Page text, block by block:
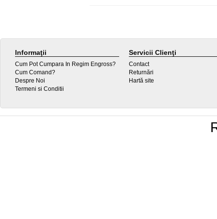
Informaţii
Cum Pot Cumpara In Regim Engross?
Cum Comand?
Despre Noi
Termeni si Conditii
Servicii Clienţi
Contact
Returnări
Hartă site